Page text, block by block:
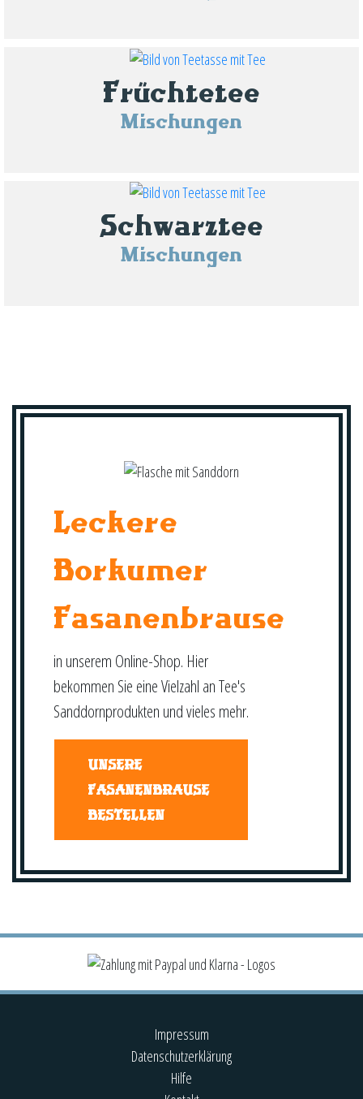
Früchtetee
Mischungen
Schwarztee
Mischungen
Leckere
Borkumer
Fasanenbrause
in unserem Online-Shop. Hier
bekommen Sie eine Vielzahl an Tee's
Sanddornprodukten und vieles mehr.
UNSERE
FASANENBRAUSE
BESTELLEN
Impressum
Datenschutzerklärung
Hilfe